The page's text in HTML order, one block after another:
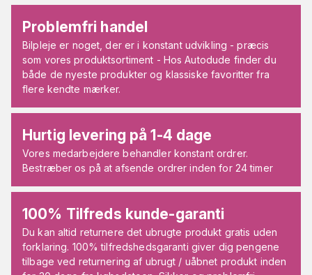
Problemfri handel
Bilpleje er noget, der er i konstant udvikling - præcis
som vores produktsortiment - Hos Autodude finder du
både de nyeste produkter og klassiske favoritter fra
flere kendte mærker.
Hurtig levering på 1-4 dage
Vores medarbejdere behandler konstant ordrer.
Bestræber os på at afsende ordrer inden for 24 timer
100% Tilfreds kunde-garanti
Du kan altid returnere det ubrugte produkt gratis uden
forklaring. 100% tilfredshedsgaranti giver dig pengene
tilbage ved returnering af ubrugt / uåbnet produkt inden